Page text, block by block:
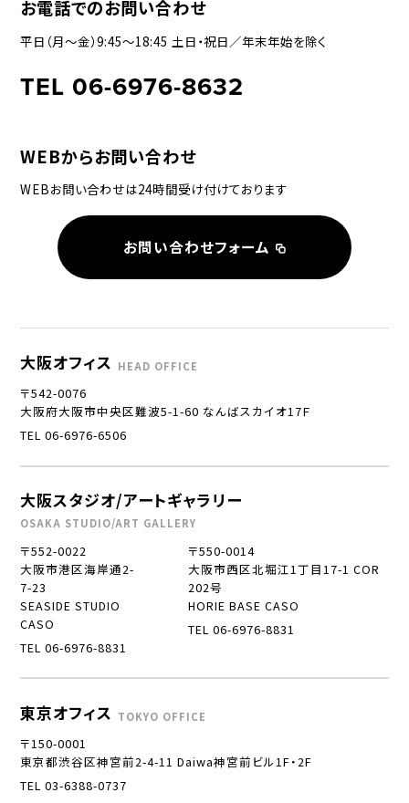
お電話でのお問い合わせ
平日（月〜金）9:45〜18:45 土日・祝日／年末年始を除く
TEL 06-6976-8632
WEBからお問い合わせ
WEBお問い合わせは24時間受け付けております
お問い合わせフォーム
大阪オフィス HEAD OFFICE
〒542-0076
大阪府大阪市中央区難波5-1-60 なんばスカイオ17Ｆ
TEL 06-6976-6506
大阪スタジオ/アートギャラリー
OSAKA STUDIO/ART GALLERY
〒552-0022
大阪市港区海岸通2-
7-23
SEASIDE STUDIO
CASO
TEL 06-6976-8831
〒550-0014
大阪市西区北堀江1丁目17-1 COR
202号
HORIE BASE CASO
TEL 06-6976-8831
東京オフィス TOKYO OFFICE
〒150-0001
東京都渋谷区神宮前2-4-11 Daiwa神宮前ビル1F・2F
TEL 03-6388-0737